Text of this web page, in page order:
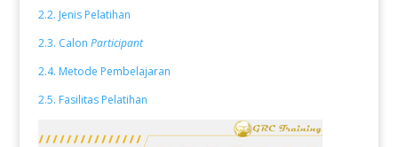
2.2. Jenis Pelatihan
2.3. Calon Participant
2.4. Metode Pembelajaran
2.5. Fasilitas Pelatihan